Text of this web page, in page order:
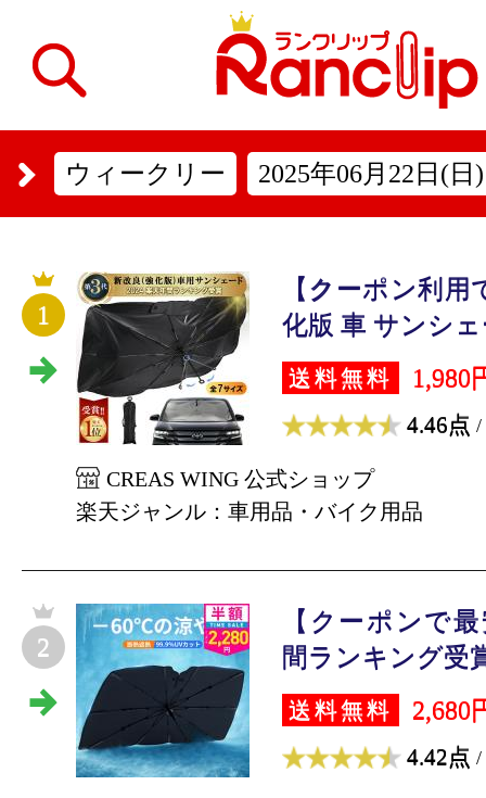
ウィークリー 2025年06月22日(日)
1
【クーポン利
化版 車 サンシ
送料無料 1,980
4.46点 /
CREAS WING 公式ショップ
楽天ジャンル：車用品・バイク用品
2
【クーポンで
間ランキング受
送料無料 2,680
4.42点 /